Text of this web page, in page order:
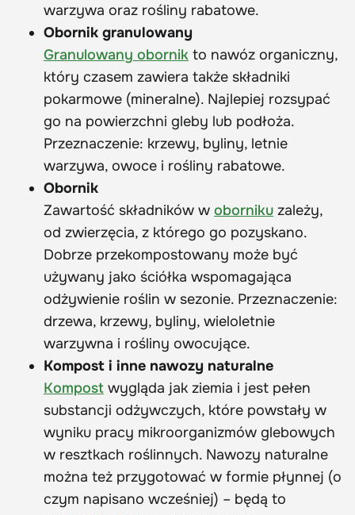
warzywa oraz rośliny rabatowe.
Obornik granulowany
Granulowany obornik to nawóz organiczny,
który czasem zawiera także składniki
pokarmowe (mineralne). Najlepiej rozsypać
go na powierzchni gleby lub podłoża.
Przeznaczenie: krzewy, byliny, letnie
warzywa, owoce i rośliny rabatowe.
Obornik
Zawartość składników w oborniku zależy,
od zwierzęcia, z którego go pozyskano.
Dobrze przekompostowany może być
używany jako ściółka wspomagająca
odżywienie roślin w sezonie. Przeznaczenie:
drzewa, krzewy, byliny, wieloletnie
warzywna i rośliny owocujące.
Kompost i inne nawozy naturalne
Kompost wygląda jak ziemia i jest pełen
substancji odżywczych, które powstały w
wyniku pracy mikroorganizmów glebowych
w resztkach roślinnych. Nawozy naturalne
można też przygotować w formie płynnej (o
czym napisano wcześniej) – będą to